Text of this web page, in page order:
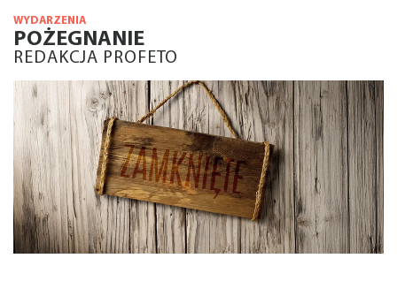
WYDARZENIA
POŻEGNANIE
REDAKCJA PROFETO